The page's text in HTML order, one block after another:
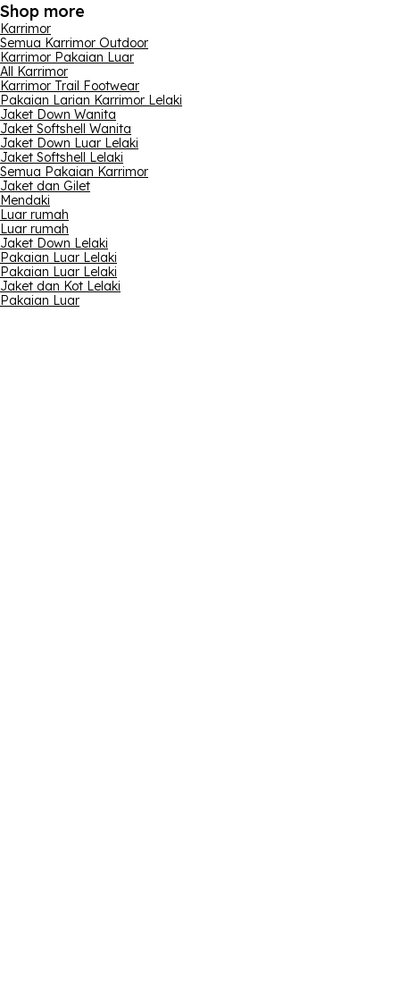
Shop more
Karrimor
Semua Karrimor Outdoor
Karrimor Pakaian Luar
All Karrimor
Karrimor Trail Footwear
Pakaian Larian Karrimor Lelaki
Jaket Down Wanita
Jaket Softshell Wanita
Jaket Down Luar Lelaki
Jaket Softshell Lelaki
Semua Pakaian Karrimor
Jaket dan Gilet
Mendaki
Luar rumah
Luar rumah
Jaket Down Lelaki
Pakaian Luar Lelaki
Pakaian Luar Lelaki
Jaket dan Kot Lelaki
Pakaian Luar